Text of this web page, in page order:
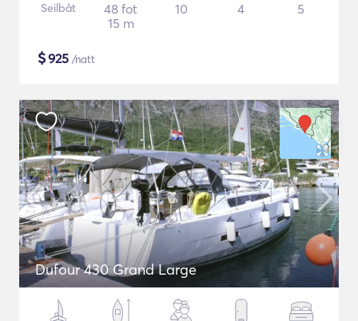
Seilbåt
48 fot
15 m
10 4 5
$925 /natt
Dufour 430 Grand Large